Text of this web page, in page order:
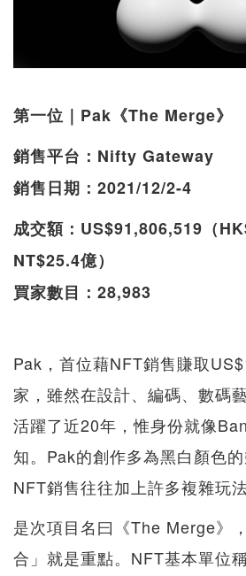
第一位｜Pak《The Merge》
銷售平台：Nifty Gateway
銷售日期：2021/12/2-4
成交額：US$91,806,519（
NT$25.4億）
買家數目：28,983
Pak，首位藉NFT銷售賺取
家，雖然在設計、編碼、數碼
活躍了近20年，惟身份就像
知。Pak的創作多為黑白顏色的
NFT銷售往往加上許多複雜玩
是次項目名曰《The Merge》
合」就是重點。NFT基本單位